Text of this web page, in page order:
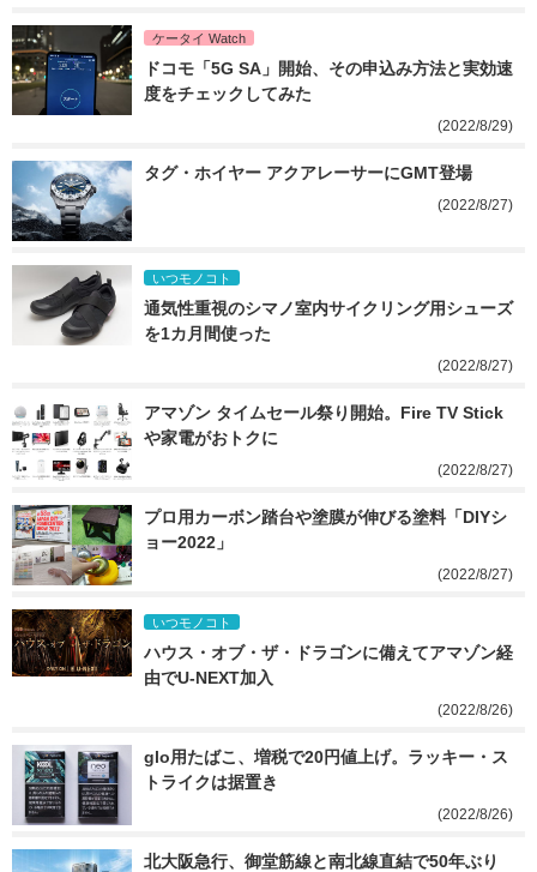
ケータイ Watch
ドコモ「5G SA」開始、その申込み方法と実効速
度をチェックしてみた
(2022/8/29)
タグ・ホイヤー アクアレーサーにGMT登場
(2022/8/27)
いつモノコト
通気性重視のシマノ室内サイクリング用シューズ
を1カ月間使った
(2022/8/27)
アマゾン タイムセール祭り開始。Fire TV Stick
や家電がおトクに
(2022/8/27)
プロ用カーボン踏台や塗膜が伸びる塗料「DIYシ
ョー2022」
(2022/8/27)
いつモノコト
ハウス・オブ・ザ・ドラゴンに備えてアマゾン経
由でU-NEXT加入
(2022/8/26)
glo用たばこ、増税で20円値上げ。ラッキー・ス
トライクは据置き
(2022/8/26)
北大阪急行、御堂筋線と南北線直結で50年ぶり